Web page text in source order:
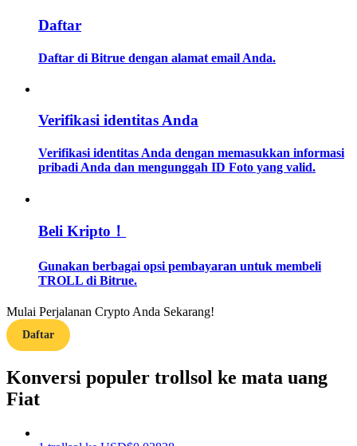
Strategi perdagangan
Pelajari cara untuk tetap menghasilkan keuntungan
Menghasilkan
Daftar
Daftar di Bitrue dengan alamat email Anda.
Verifikasi identitas Anda
Verifikasi identitas Anda dengan memasukkan informasi
pribadi Anda dan mengunggah ID Foto yang valid.
Beli Kripto！
Gunakan berbagai opsi pembayaran untuk membeli
TROLL di Bitrue.
Mulai Perjalanan Crypto Anda Sekarang!
Daftar
Konversi populer trollsol ke mata uang
Fiat